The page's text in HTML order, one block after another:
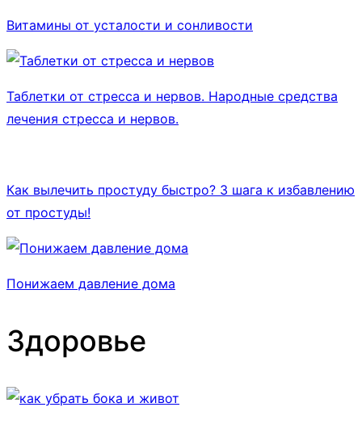
Витамины от усталости и сонливости
Таблетки от стресса и нервов. Народные средства
лечения стресса и нервов.
Как вылечить простуду быстро? 3 шага к избавлению
от простуды!
Понижаем давление дома
Здоровье